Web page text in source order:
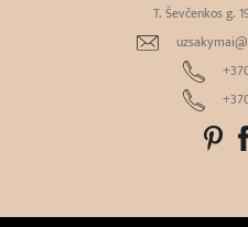
T. Ševčenkos g.